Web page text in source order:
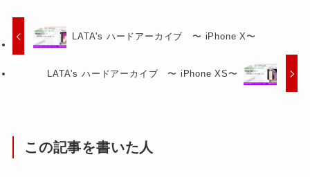
LATA's ハードアーカイブ 〜 iPhone X〜
LATA's ハードアーカイブ 〜 iPhone XS〜
この記事を書いた人